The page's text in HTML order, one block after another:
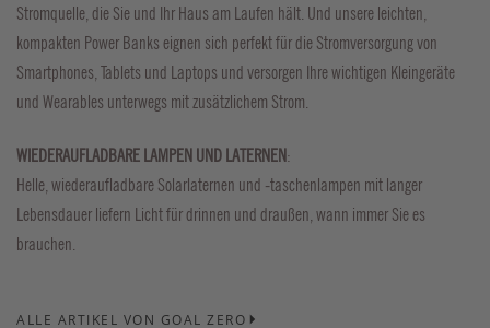
Stromquelle, die Sie und Ihr Haus am Laufen hält. Und unsere leichten,
kompakten Power Banks eignen sich perfekt für die Stromversorgung von
Smartphones, Tablets und Laptops und versorgen Ihre wichtigen Kleingeräte
und Wearables unterwegs mit zusätzlichem Strom.
WIEDERAUFLADBARE LAMPEN UND LATERNEN:
Helle, wiederaufladbare Solarlaternen und -taschenlampen mit langer
Lebensdauer liefern Licht für drinnen und draußen, wann immer Sie es
brauchen.
ALLE ARTIKEL VON GOAL ZERO